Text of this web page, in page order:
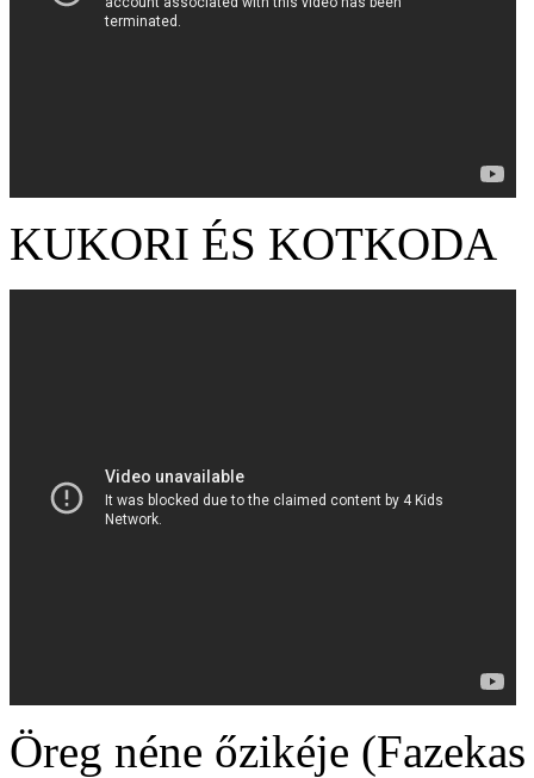
KUKORI ÉS KOTKODA
Öreg néne őzikéje